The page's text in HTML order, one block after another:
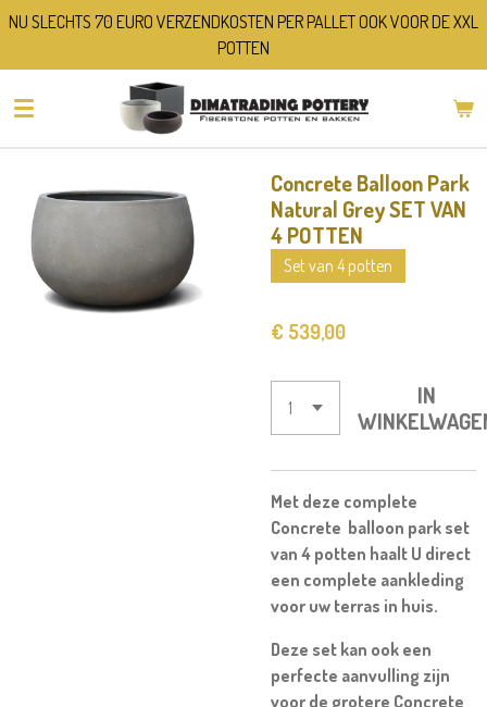
Ga
naar
de
NU SLECHTS 70 EURO VERZENDKOSTEN PER PALLET OOK VOOR DE XXL
POTTEN
Concrete Balloon Park
Natural Grey SET VAN
4 POTTEN
Set van 4 potten
€ 539,00
IN
Met deze complete
Concrete balloon park set
van 4 potten haalt U direct
een complete aankleding
voor uw terras in huis.
Deze set kan ook een
perfecte aanvulling zijn
voor de grotere Concrete